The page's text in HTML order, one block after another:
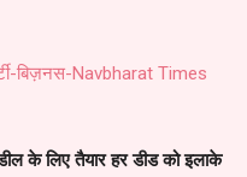
बिज़नस-Navbharat Times
के लिए तैयार हर डीड को इलाके